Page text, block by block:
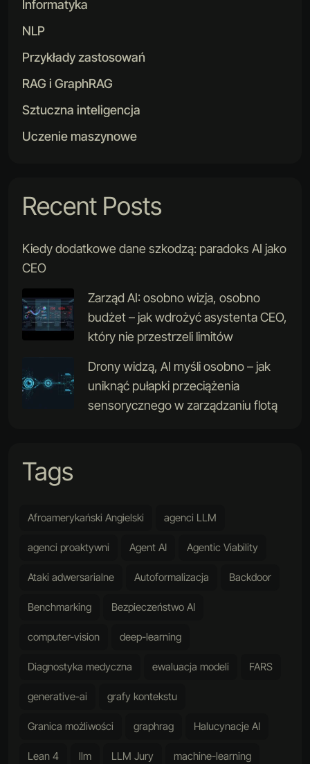
Informatyka
NLP
Przykłady zastosowań
RAG i GraphRAG
Sztuczna inteligencja
Uczenie maszynowe
Recent Posts
Kiedy dodatkowe dane szkodzą: paradoks AI jako
CEO
Zarząd AI: osobno wizja, osobno
budżet – jak wdrożyć asystenta CEO,
który nie przestrzeli limitów
Drony widzą, AI myśli osobno – jak
uniknąć pułapki przeciążenia
sensorycznego w zarządzaniu flotą
Tags
Afroamerykański Angielski agenci LLM
agenci proaktywni Agent AI Agentic Viability
Ataki adwersarialne Autoformalizacja Backdoor
Benchmarking Bezpieczeństwo AI
computer-vision deep-learning
Diagnostyka medyczna ewaluacja modeli FARS
generative-ai grafy kontekstu
Granica możliwości graphrag Halucynacje AI
Lean 4 llm LLM Jury machine-learning